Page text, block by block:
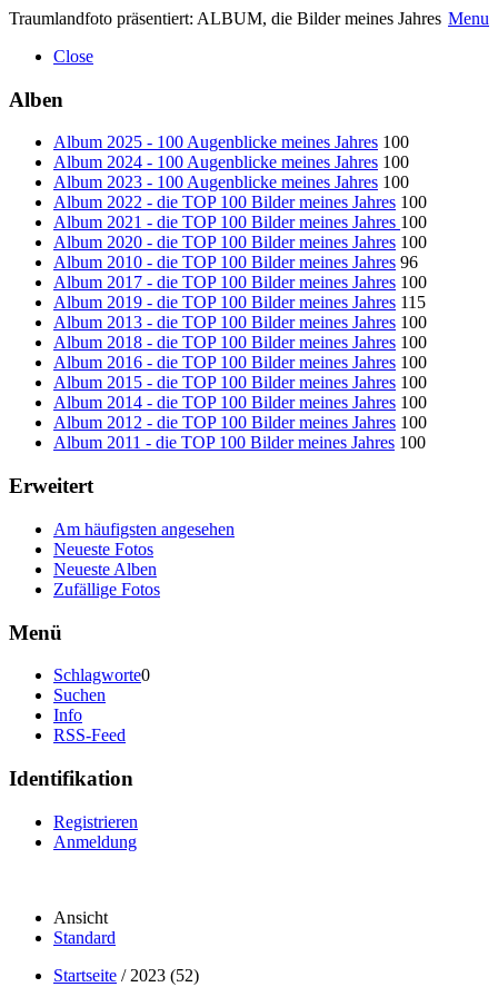
Traumlandfoto präsentiert: ALBUM, die Bilder meines Jahres Menu
Close
Alben
Album 2025 - 100 Augenblicke meines Jahres 100
Album 2024 - 100 Augenblicke meines Jahres 100
Album 2023 - 100 Augenblicke meines Jahres 100
Album 2022 - die TOP 100 Bilder meines Jahres 100
Album 2021 - die TOP 100 Bilder meines Jahres 100
Album 2020 - die TOP 100 Bilder meines Jahres 100
Album 2010 - die TOP 100 Bilder meines Jahres 96
Album 2017 - die TOP 100 Bilder meines Jahres 100
Album 2019 - die TOP 100 Bilder meines Jahres 115
Album 2013 - die TOP 100 Bilder meines Jahres 100
Album 2018 - die TOP 100 Bilder meines Jahres 100
Album 2016 - die TOP 100 Bilder meines Jahres 100
Album 2015 - die TOP 100 Bilder meines Jahres 100
Album 2014 - die TOP 100 Bilder meines Jahres 100
Album 2012 - die TOP 100 Bilder meines Jahres 100
Album 2011 - die TOP 100 Bilder meines Jahres 100
Erweitert
Am häufigsten angesehen
Neueste Fotos
Neueste Alben
Zufällige Fotos
Menü
Schlagworte0
Suchen
Info
RSS-Feed
Identifikation
Registrieren
Anmeldung
Ansicht
Standard
Startseite / 2023 (52)